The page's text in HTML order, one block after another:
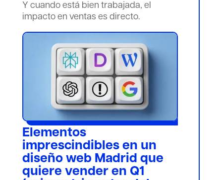
Y cuando está bien trabajada, el
impacto en ventas es directo.
Elementos
imprescindibles en un
diseño web Madrid que
quiere vender en Q1